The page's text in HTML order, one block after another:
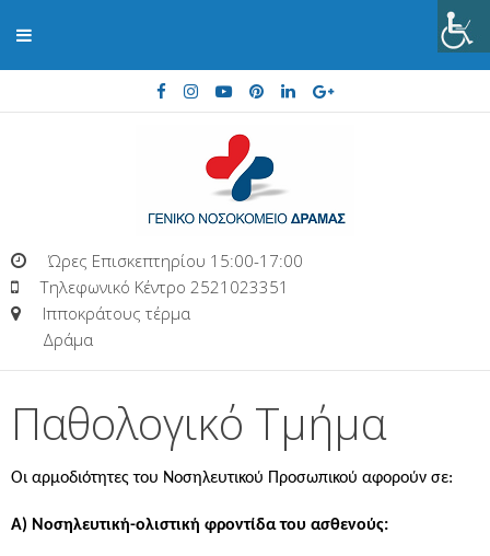
Ώρες Επισκεπτηρίου 15:00-17:00
Τηλεφωνικό Κέντρο 2521023351
Ιπποκράτους τέρμα
Δράμα
Παθολογικό Τμήμα
Οι αρμοδιότητες του Νοσηλευτικού Προσωπικού αφορούν σε:
Α) Νοσηλευτική-ολιστική φροντίδα του ασθενούς: